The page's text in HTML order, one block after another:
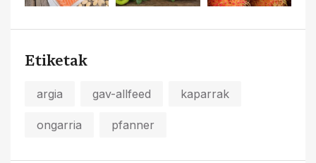
Etiketak
argia gav-allfeed kaparrak
ongarria pfanner